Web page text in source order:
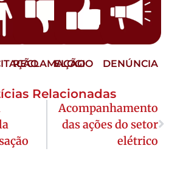
RECLAMAÇÃO
ELOGIO DENÚNCIA
Relacionadas
Acompanhamento
das ações do setor
elétrico